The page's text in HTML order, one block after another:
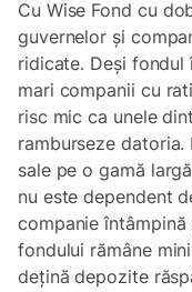
Cu Wise Fond cu
guvernelor și
ridicate. Deși
mari companii cu
risc mic ca unele
ramburseze
sale pe o gamă
nu este dependent
companie
fondului rămâne
dețină depozite